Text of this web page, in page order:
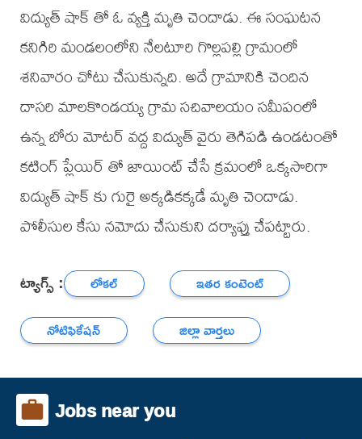
విద్యుత్ షాక్ తో ఓ వ్యక్తి మృతి చెందాడు. ఈ సంఘటన
కనిగిరి మండలంలోని నేలటూరి గొల్లపల్లి గ్రామంలో
శనివారం చోటు చేసుకున్నది. అదే గ్రామానికి చెందిన
దాసరి మాలకొండయ్య గ్రామ సచివాలయం సమీపంలో
ఉన్న బోరు మోటర్ వద్ద విద్యుత్ వైరు తెగిపడి ఉండటంతో
కటింగ్ ప్లేయిర్ తో జాయింట్ చేసే క్రమంలో ఒక్కసారిగా
విద్యుత్ షాక్ కు గురై అక్కడికక్కడే మృతి చెందాడు.
పోలీసుల కేసు నమోదు చేసుకుని దర్యాప్తు చేపట్టారు.
ట్యాగ్స్ : లోకల్
ఇతర కంటెంట్
నోటిఫికేషన్
జిల్లా వార్తలు
Jobs near you